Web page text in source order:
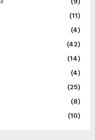
(11)
(4)
(42)
(14)
(4)
(25)
(8)
(10)